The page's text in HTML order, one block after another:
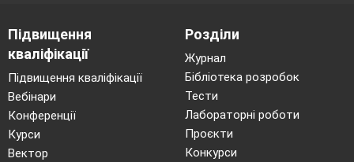
Підвищення
кваліфікації
Підвищення кваліфікації
Вебінари
Конференції
Курси
Вектор
Розділи
Журнал
Бібліотека розробок
Тести
Лабораторні роботи
Проєкти
Конкурси